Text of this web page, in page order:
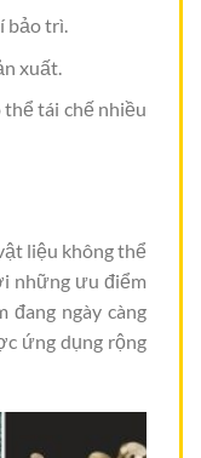
bảo trì.
xuất.
thể tái chế nhiều
liệu không thể
những ưu điểm
ngày càng
ứng dụng rộng